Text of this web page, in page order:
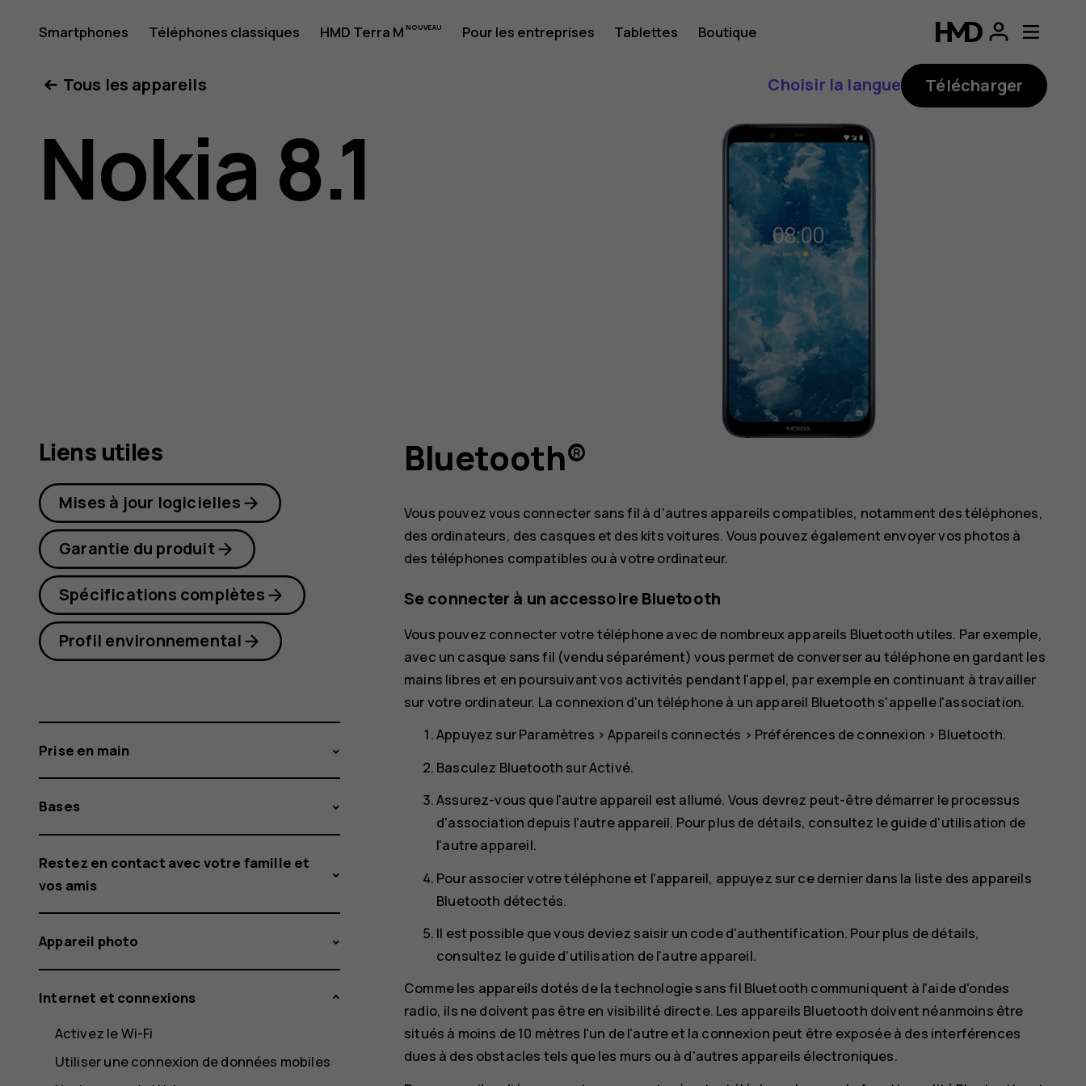
Guide
de
l'utilisateur
Smartphones Téléphones classiques HMD Terra M Pour les entreprises Tablettes Boutique
Tous les appareils Choisir la langue Télécharger
Nokia 8.1
Bluetooth®
Vous pouvez vous connecter sans fil à d'autres appareils compatibles, notamment des téléphones,
des ordinateurs, des casques et des kits voitures. Vous pouvez également envoyer vos photos à
des téléphones compatibles ou à votre ordinateur.
Se connecter à un accessoire Bluetooth
Vous pouvez connecter votre téléphone avec de nombreux appareils Bluetooth utiles. Par exemple,
avec un casque sans fil (vendu séparément) vous permet de converser au téléphone en gardant les
mains libres et en poursuivant vos activités pendant l'appel, par exemple en continuant à travailler
sur votre ordinateur. La connexion d'un téléphone à un appareil Bluetooth s'appelle l'association.
Appuyez surParamètres >Appareils connectés > Préférences de connexion > Bluetooth.
Basculez Bluetooth surActivé.
Assurez-vous que l'autre appareil est allumé. Vous devrez peut-être démarrer le processus
d'association depuis l'autre appareil. Pour plus de détails, consultez le guide d'utilisation de
l'autre appareil.
Pour associer votre téléphone et l'appareil, appuyez sur ce dernier dans la liste des appareils
Bluetooth détectés.
Il est possible que vous deviez saisir un code d'authentification. Pour plus de détails,
consultez le guide d'utilisation de l'autre appareil.
Comme les appareils dotés de la technologie sans fil Bluetooth communiquent à l'aide d'ondes
radio, ils ne doivent pas être en visibilité directe. Les appareils Bluetooth doivent néanmoins être
situés à moins de 10 mètres l'un de l'autre et la connexion peut être exposée à des interférences
dues à des obstacles tels que les murs ou à d'autres appareils électroniques.
Liens utiles
Mises à jour logicielles
Garantie du produit
Spécifications complètes
Profil environnemental
Prise en main
Bases
Restez en contact avec votre famille et
vos amis
Appareil photo
Internet et connexions
Activez le Wi-Fi
Utiliser une connexion de données mobiles